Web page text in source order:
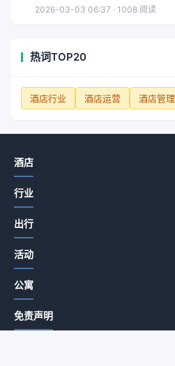
2026-03-03 06:37 · 1008 阅读
热词TOP20
酒店行业 酒店运营 酒店管理
酒店
行业
出行
活动
公寓
免责声明